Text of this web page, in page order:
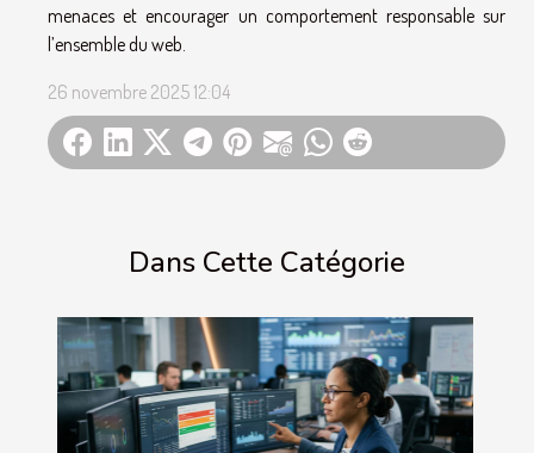
Dans Cette Catégorie
menaces et encourager un comportement responsable sur
l’ensemble du web.
26 novembre 2025 12:04